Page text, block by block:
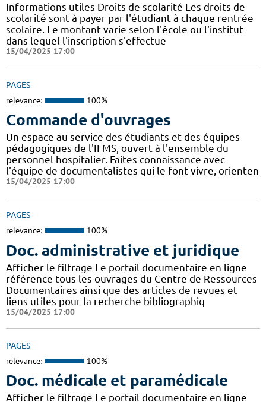
Informations utiles Droits de scolarité Les droits de
scolarité sont à payer par l'étudiant à chaque rentrée
scolaire. Le montant varie selon l'école ou l'institut
dans lequel l'inscription s'effectue
15/04/2025 17:00
PAGES
relevance: 100%
Commande d'ouvrages
Un espace au service des étudiants et des équipes
pédagogiques de l'IFMS, ouvert à l'ensemble du
personnel hospitalier. Faites connaissance avec
l'équipe de documentalistes qui le font vivre, orienten
15/04/2025 17:00
PAGES
relevance: 100%
Doc. administrative et juridique
Afficher le filtrage Le portail documentaire en ligne
référence tous les ouvrages du Centre de Ressources
Documentaires ainsi que des articles de revues et
liens utiles pour la recherche bibliographiq
15/04/2025 17:00
PAGES
relevance: 100%
Doc. médicale et paramédicale
Afficher le filtrage Le portail documentaire en ligne